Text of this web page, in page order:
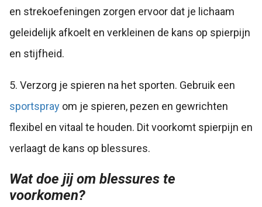
en strekoefeningen zorgen ervoor dat je lichaam
geleidelijk afkoelt en verkleinen de kans op spierpijn
en stijfheid.
5. Verzorg je spieren na het sporten. Gebruik een
sportspray om je spieren, pezen en gewrichten
flexibel en vitaal te houden. Dit voorkomt spierpijn en
verlaagt de kans op blessures.
Wat doe jij om blessures te
voorkomen?